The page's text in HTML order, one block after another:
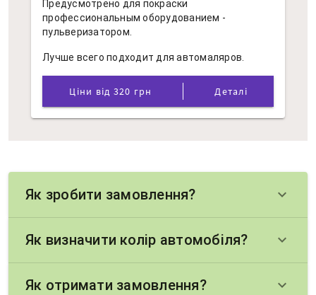
Предусмотрено для покраски
профессиональным оборудованием -
пульверизатором.
Лучше всего подходит для автомаляров.
Ціни від 320 грн Деталі
Як зробити замовлення? keyboard_arrow_down
Як визначити колір автомобіля? keyboard_arrow_down
Як отримати замовлення? keyboard_arrow_down